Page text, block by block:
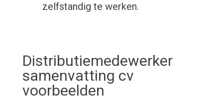
zelfstandig te werken.
Distributiemedewerker
samenvatting cv
voorbeelden